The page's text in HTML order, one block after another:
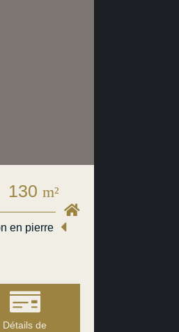
130 m²
en pierre
Détails de